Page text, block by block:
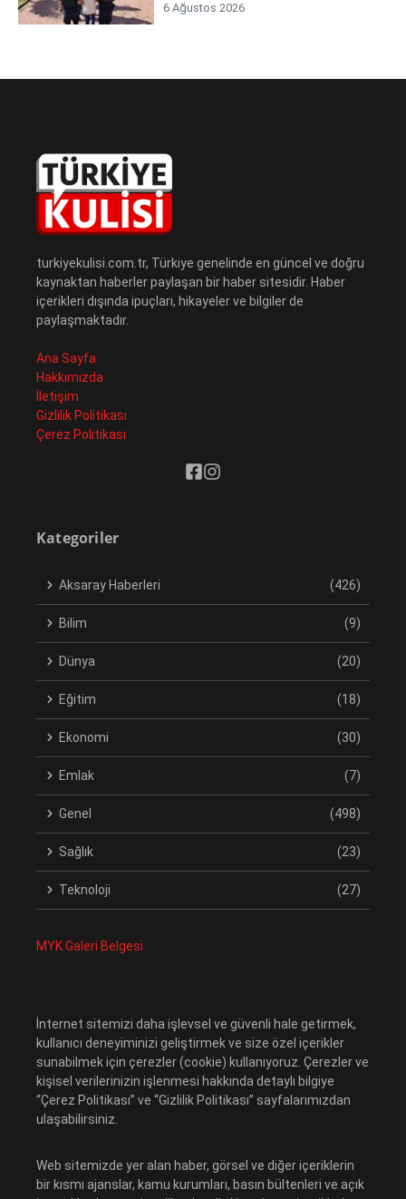
6 Ağustos 2026
turkiyekulisi.com.tr, Türkiye genelinde en güncel ve doğru
kaynaktan haberler paylaşan bir haber sitesidir. Haber
içerikleri dışında ipuçları, hikayeler ve bilgiler de
paylaşmaktadır.
Ana Sayfa
Hakkımızda
İletişim
Gizlilik Politikası
Çerez Politikası
Kategoriler
Aksaray Haberleri (426)
Bilim (9)
Dünya (20)
Eğitim (18)
Ekonomi (30)
Emlak (7)
Genel (498)
Sağlık (23)
Teknoloji (27)
MYK Galeri Belgesi
İnternet sitemizi daha işlevsel ve güvenli hale getirmek,
kullanıcı deneyiminizi geliştirmek ve size özel içerikler
sunabilmek için çerezler (cookie) kullanıyoruz. Çerezler ve
kişisel verilerinizin işlenmesi hakkında detaylı bilgiye
“Çerez Politikası” ve “Gizlilik Politikası” sayfalarımızdan
ulaşabilirsiniz.
Web sitemizde yer alan haber, görsel ve diğer içeriklerin
bir kısmı ajanslar, kamu kurumları, basın bültenleri ve açık